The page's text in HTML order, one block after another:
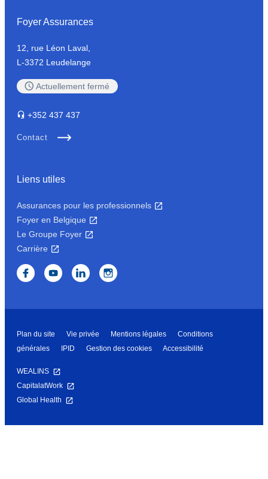
Foyer Assurances
12, rue Léon Laval,
L-3372 Leudelange
Actuellement fermé
+352 437 437
Contact
Liens utiles
Assurances pour les professionnels
Foyer en Belgique
Le Groupe Foyer
Carrière
Plan du site Vie privée Mentions légales
Conditions
générales
IPID Gestion des cookies Accessibilité
WEALINS
CapitalatWork
Global Health